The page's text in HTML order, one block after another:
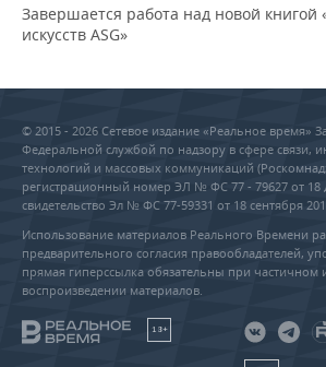
Завершается работа над новой
искусств ASG»
© 2015 - 2026 Сетевое издание «Реальное время»
Федеральной службой по надзору в сфере связи,
технологий и массовых коммуникаций
регистрационный номер ЭЛ № ФС 77 - 79627 от 18
свидетельство Эл № ФС 77-59331 от 18 сентября
Использование материалов Реального Времени
предварительного согласия правообладателей,
прямая гиперссылка обязательны при частичном
воспроизведении материалов.
18+